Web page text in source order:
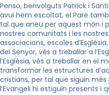
Penso, benvolguts Patrick i
avui hem escoltat, el Pare
tal que aneu per aquest món i
nostres comunitats i les
associacions, escoles
del Senyor, vés a treballar a
l’Església, vés a treballar en el
transformar les estructures
cristians, per tal que siguin més
l’Evangeli hi estiguin presents i